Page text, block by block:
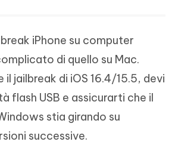
iPhone su computer
di quello su Mac.
il jailbreak di iOS 16.4/15.5, devi
flash USB e assicurarti che il
stia girando su
successive.